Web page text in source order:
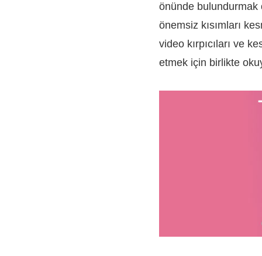
önünde bulundurmak
önemsiz kısımları
video kırpıcıları ve
etmek için birlikte